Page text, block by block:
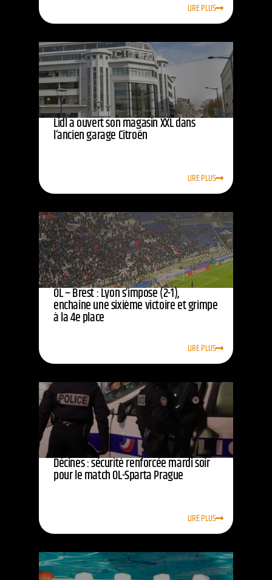
LIRE PLUS
Lidl a ouvert son magasin XXL dans
l’ancien garage Citroën
LIRE PLUS
OL – Brest : Lyon s’impose (2-1),
enchaîne une sixième victoire et grimpe
à la 4e place
LIRE PLUS
Décines : sécurité renforcée mardi soir
pour le match OL-Sparta Prague
LIRE PLUS